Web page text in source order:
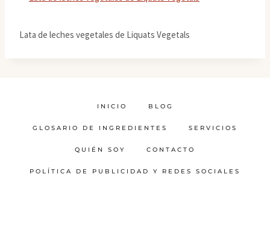
Lata de leches vegetales de Liquats Vegetals
INICIO BLOG
GLOSARIO DE INGREDIENTES SERVICIOS
QUIÉN SOY CONTACTO
POLÍTICA DE PUBLICIDAD Y REDES SOCIALES